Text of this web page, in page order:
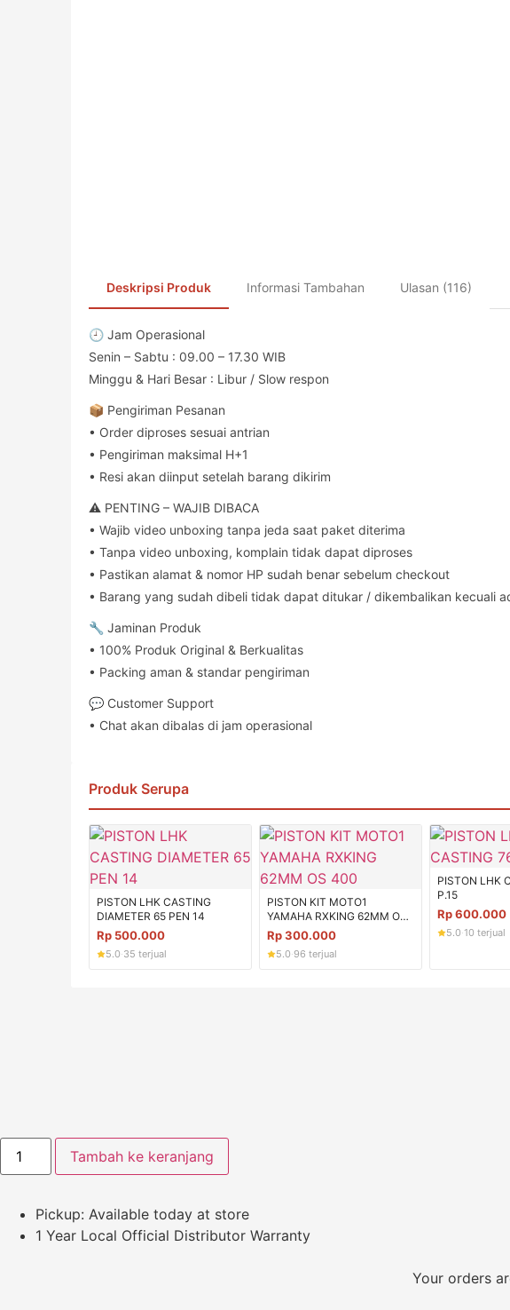
Deskripsi Produk Informasi Tambahan Ulasan (116)
🕘 Jam Operasional
Senin – Sabtu : 09.00 – 17.30 WIB
Minggu & Hari Besar : Libur / Slow respon
📦 Pengiriman Pesanan
• Order diproses sesuai antrian
• Pengiriman maksimal H+1
• Resi akan diinput setelah barang dikirim
⚠️ PENTING – WAJIB DIBACA
• Wajib video unboxing tanpa jeda saat paket diterima
• Tanpa video unboxing, komplain tidak dapat diproses
• Pastikan alamat & nomor HP sudah benar sebelum checkout
• Barang yang sudah dibeli tidak dapat ditukar / dikembalikan kecuali
🔧 Jaminan Produk
• 100% Produk Original & Berkualitas
• Packing aman & standar pengiriman
💬 Customer Support
• Chat akan dibalas di jam operasional
Produk Serupa
PISTON LHK CASTING
DIAMETER 65 PEN 14
Rp 500.000
5.0·35 terjual
PISTON KIT MOTO1
YAMAHA RXKING 62MM OS
400
Rp300.000
5.0·96 terjual
PISTON LHK
P.15
Rp600.000
5.0·10 terjual
Kuantitas
PISTON
LHK
Tambah ke keranjang
Pickup: Available today at store
1 Year Local Official Distributor Warranty
Your orders